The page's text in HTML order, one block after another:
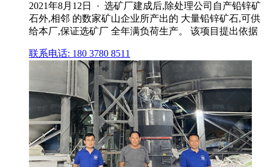
2021年8月12日 · 选矿厂建成后,除处理公司自产铅锌矿
石外,相邻 的数家矿山企业所产出的 大量铅锌矿石,可供
给本厂,保证选矿厂 全年满负荷生产。 该项目提出依据
联系电话: 180 3780 8511